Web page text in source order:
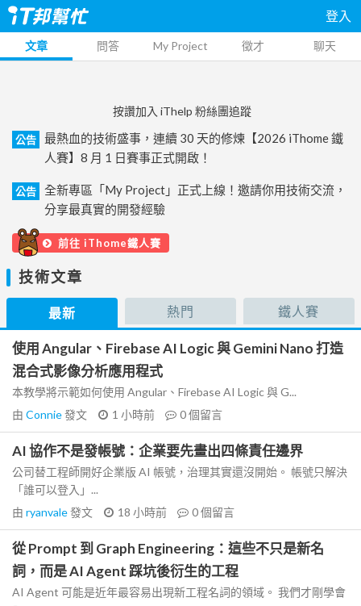
登入
文章 問答 My Project 徵才 聊天
按讚加入 iThelp 粉絲團追蹤
公告
最熱血的技術盛事，連續 30 天的修煉【2026 iThome 鐵
人賽】8 月 1 日賽事正式開啟！
公告
全新專區「My Project」正式上線！邀請你用技術交流，
分享最真實的開發經驗
前往 iThome鐵人賽
技術文章
最新 熱門 鐵人賽
使用 Angular、Firebase AI Logic 與 Gemini Nano 打造
混合式影像分析應用程式
本教學將示範如何使用 Angular、Firebase AI Logic 與 G...
由 Connie發文 1 小時前 0個留言
AI 協作不是發帳號：企業要先畫出四條責任邊界
公司替工程師開好企業版 AI 帳號，治理其實還沒開始。 帳號只解決
「誰可以登入」...
由 ryanvale發文 18 小時前 0個留言
從 Prompt 到 Graph Engineering：這些不只是新名
詞，而是 AI Agent 踩坑後衍生的工程
AI Agent 可能是近年最容易出現新工程名詞的領域。 我們才剛學會